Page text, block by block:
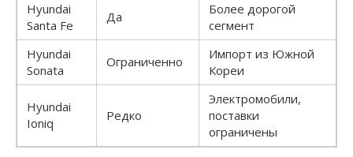
Hyundai
Santa Fe
Да
Более дорогой
сегмент
Hyundai
Sonata
Ограниченно
Импорт из Южной
Кореи
Hyundai
Ioniq
Редко
Электромобили,
поставки
ограничены